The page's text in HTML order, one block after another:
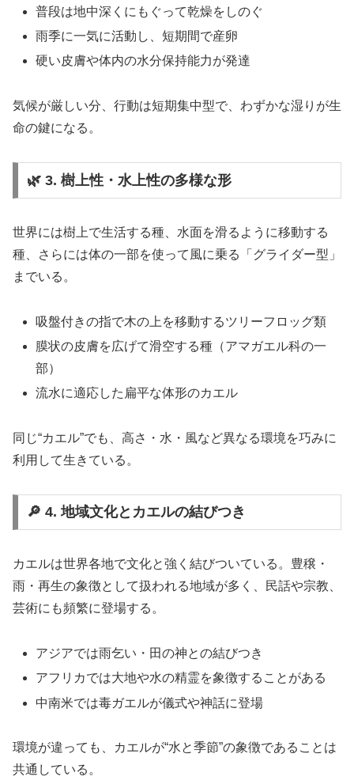
普段は地中深くにもぐって乾燥をしのぐ
雨季に一気に活動し、短期間で産卵
硬い皮膚や体内の水分保持能力が発達
気候が厳しい分、行動は短期集中型で、わずかな湿りが生
命の鍵になる。
🌿 3. 樹上性・水上性の多様な形
世界には樹上で生活する種、水面を滑るように移動する
種、さらには体の一部を使って風に乗る「グライダー型」
までいる。
吸盤付きの指で木の上を移動するツリーフロッグ類
膜状の皮膚を広げて滑空する種（アマガエル科の一
部）
流水に適応した扁平な体形のカエル
同じ“カエル”でも、高さ・水・風など異なる環境を巧みに
利用して生きている。
🔎 4. 地域文化とカエルの結びつき
カエルは世界各地で文化と強く結びついている。豊穣・
雨・再生の象徴として扱われる地域が多く、民話や宗教、
芸術にも頻繁に登場する。
アジアでは雨乞い・田の神との結びつき
アフリカでは大地や水の精霊を象徴することがある
中南米では毒ガエルが儀式や神話に登場
環境が違っても、カエルが“水と季節”の象徴であることは
共通している。